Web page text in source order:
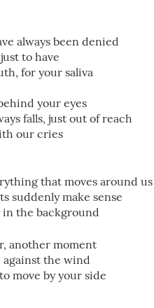
always been denied
to have
for your saliva
your eyes
falls, just out of reach
our cries
that moves around us
suddenly make sense
in the background
another moment
the wind
move by your side